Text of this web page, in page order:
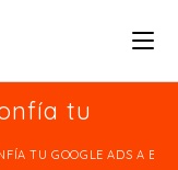
tu
TU GOOGLE ADS A